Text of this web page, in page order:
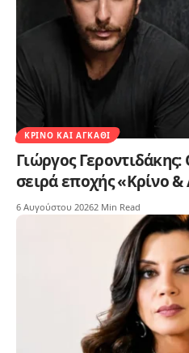
ΚΡΊΝΟ ΚΑΙ ΑΓΚΆΘΙ
Γιώργος
σειρά εποχής «Κρίνο &
6 Αυγούστου 20262 Min Read